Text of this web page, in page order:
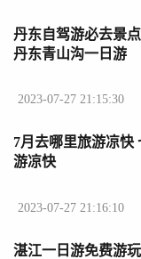
丹东自驾游必去景
丹东青山沟一日游
2023-07-27 21:15:30
7月去哪里旅游凉快
游凉快
2023-07-27 21:16:10
湛江一日游免费游